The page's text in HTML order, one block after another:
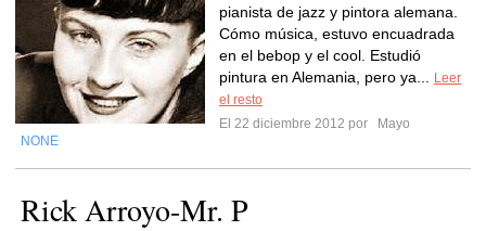
pianista de jazz y pintora alemana.
Cómo música, estuvo encuadrada
en el bebop y el cool. Estudió
pintura en Alemania, pero ya...
Leer
el resto
El 22 diciembre 2012 por
Mayo
NONE
Rick Arroyo-Mr. P